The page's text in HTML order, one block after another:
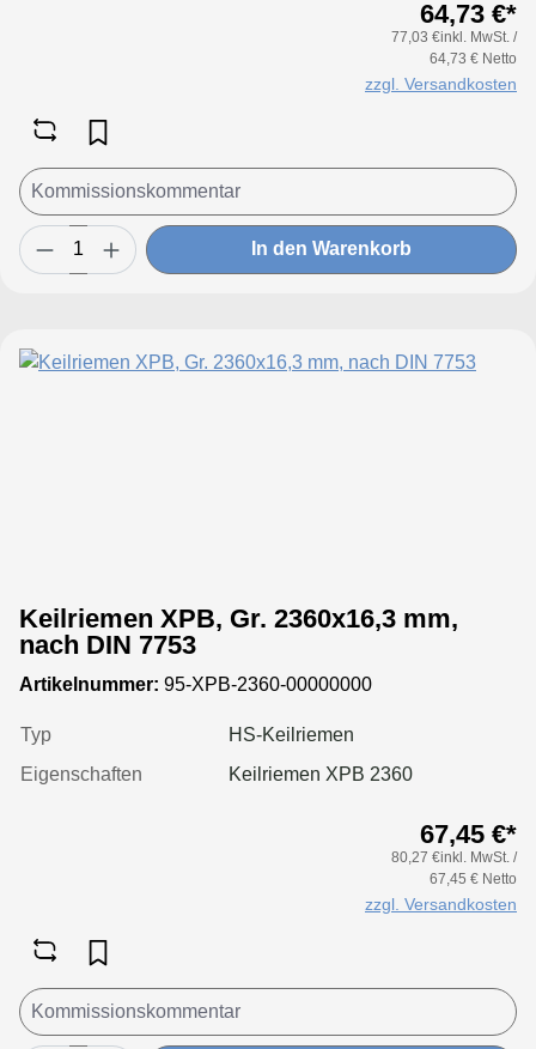
64,73 €*
77,03 €inkl. MwSt. /
64,73 € Netto
zzgl. Versandkosten
In den Warenkorb
Keilriemen XPB, Gr. 2360x16,3 mm,
nach DIN 7753
Artikelnummer: 95-XPB-2360-00000000
Typ
HS-Keilriemen
Eigenschaften
Keilriemen XPB 2360
67,45 €*
80,27 €inkl. MwSt. /
67,45 € Netto
zzgl. Versandkosten